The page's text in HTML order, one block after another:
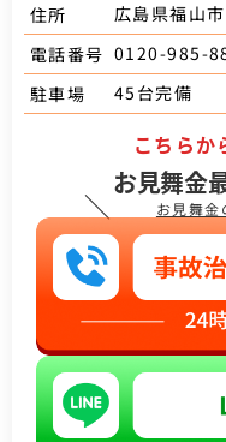
住所
広島県福山
電話番号 0120-985-
駐車場
45台完備
＼
こちらか
お見舞金
お見舞金